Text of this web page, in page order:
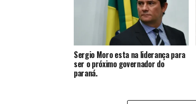
Sergio Moro esta na liderança para
ser o próximo governador do
paraná.